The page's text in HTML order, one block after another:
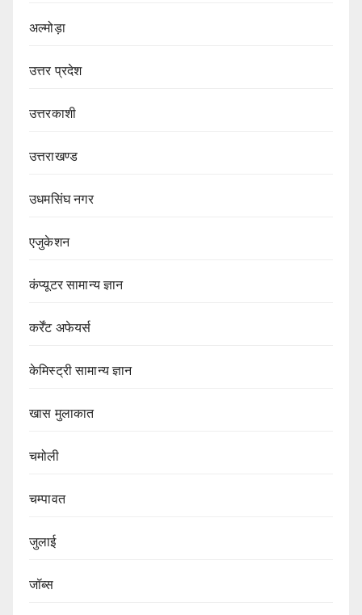
अल्मोड़ा
उत्तर प्रदेश
उत्तरकाशी
उत्तराखण्ड
उधमसिंघ नगर
एजुकेशन
कंप्यूटर सामान्य ज्ञान
कर्रेंट अफेयर्स
केमिस्ट्री सामान्य ज्ञान
खास मुलाकात
चमोली
चम्पावत
जुलाई
जॉब्स